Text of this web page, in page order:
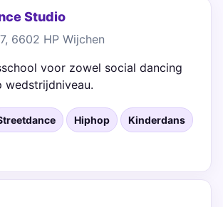
Studio
6602 HP Wijchen
voor zowel social dancing
wedstrijdniveau.
Hiphop Kinderdans